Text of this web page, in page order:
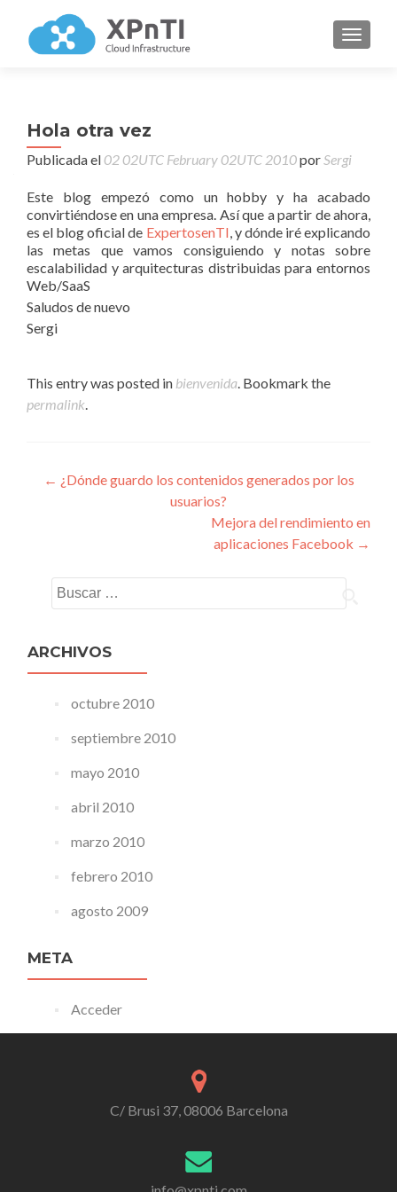
Hola otra vez
Publicada el02 02UTC February 02UTC 2010porSergi
Este blog empezó como un hobby y ha acabado
convirtiéndose en una empresa. Así que a partir de ahora,
es el blog oficial de ExpertosenTI, y dónde iré explicando
las metas que vamos consiguiendo y notas sobre
escalabilidad y arquitecturas distribuidas para entornos
Web/SaaS
Saludos de nuevo
Sergi
This entry was posted in bienvenida. Bookmark the
permalink.
Navegacion de entrada
← ¿Dónde guardo los contenidos generados por los
usuarios?
Mejora del rendimiento en
aplicaciones Facebook →
Buscar:
ARCHIVOS
octubre 2010
septiembre 2010
mayo 2010
abril 2010
marzo 2010
febrero 2010
agosto 2009
META
Acceder
C/ Brusi 37, 08006 Barcelona